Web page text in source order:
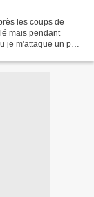
les coups de
mais pendant
je m'attaque un peu